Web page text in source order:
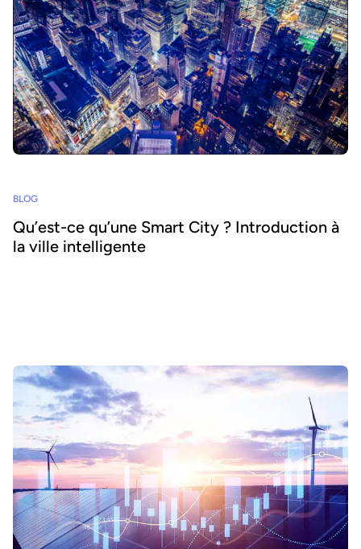
marketplaces, des cas d’usage éprouvés et les meilleures
pratiques pour garantir leur succès. Téléchargez dès maintenant
l’ebook et accélérez l’exploitation de vos données énergétiques.
BLOG
Qu’est-ce qu’une Smart City ? Introduction à
la ville intelligente